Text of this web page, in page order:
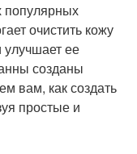
популярных
очистить кожу
улучшает ее
созданы
вам, как создать
простые и